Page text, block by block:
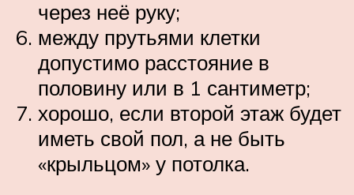
через неё руку;
между прутьями клетки
допустимо расстояние в
половину или в 1 сантиметр;
хорошо, если второй этаж будет
иметь свой пол, а не быть
«крыльцом» у потолка.